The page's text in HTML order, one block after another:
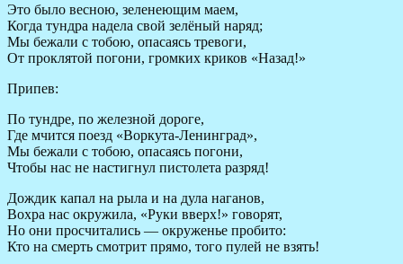
Это было весною, зеленеющим маем,
Когда тундра надела свой зелёный наряд;
Мы бежали с тобою, опасаясь тревоги,
От проклятой погони, громких криков «Назад!»
Припев:
По тундре, по железной дороге,
Где мчится поезд «Воркута-Ленинград»,
Мы бежали с тобою, опасаясь погони,
Чтобы нас не настигнул пистолета разряд!
Дождик капал на рыла и на дула наганов,
Вохра нас окружила, «Руки вверх!» говорят,
Но они просчитались — окруженье пробито:
Кто на смерть смотрит прямо, того пулей не взять!